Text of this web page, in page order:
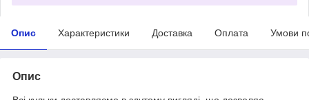
Опис Характеристики Доставка Оплата Умови
Опис